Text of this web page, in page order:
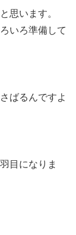
思います。
いろ準備して
ばるんですよ
目になりま